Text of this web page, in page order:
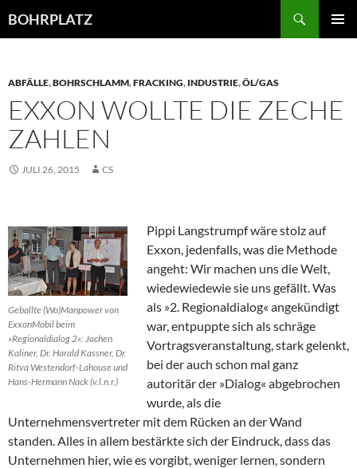
Inhalt
BOHRPLATZ
ABFÄLLE,BOHRSCHLAMM,FRACKING, INDUSTRIE,ÖL/GAS
EXXON WOLLTE DIE ZECHE
ZAHLEN
JULI 26, 2015 CS
Geballte (Wo)Manpower von
ExxonMobil beim
»Regionaldialog 2«: Jochen
Kaliner, Dr. Harald Kassner, Dr.
Ritva Westendorf-Lahouse und
Hans-Hermann Nack (v.l.n.r.)
Pippi Langstrumpf wäre stolz auf
Exxon, jedenfalls, was die Methode
angeht: Wir machen uns die Welt,
wiedewiedewie sie uns gefällt. Was
als »2. Regionaldialog« angekündigt
war, entpuppte sich als schräge
Vortragsveranstaltung, stark gelenkt,
bei der auch schon mal ganz
autoritär der »Dialog« abgebrochen
wurde, als die
Unternehmensvertreter mit dem Rücken an der Wand
standen. Alles in allem bestärkte sich der Eindruck, dass das
Unternehmen hier, wie es vorgibt, weniger lernen, sondern